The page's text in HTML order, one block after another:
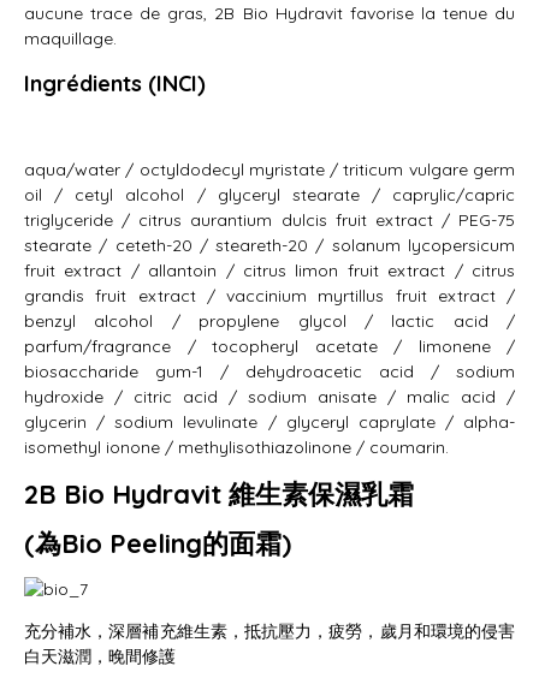
aucune trace de gras, 2B Bio Hydravit favorise la tenue du
maquillage.
Ingrédients (INCI)
aqua/water / octyldodecyl myristate / triticum vulgare germ
oil / cetyl alcohol / glyceryl stearate / caprylic/capric
triglyceride / citrus aurantium dulcis fruit extract / PEG-75
stearate / ceteth-20 / steareth-20 / solanum lycopersicum
fruit extract / allantoin / citrus limon fruit extract / citrus
grandis fruit extract / vaccinium myrtillus fruit extract /
benzyl alcohol / propylene glycol / lactic acid /
parfum/fragrance / tocopheryl acetate / limonene /
biosaccharide gum-1 / dehydroacetic acid / sodium
hydroxide / citric acid / sodium anisate / malic acid /
glycerin / sodium levulinate / glyceryl caprylate / alpha-
isomethyl ionone / methylisothiazolinone / coumarin.
2B Bio Hydravit 維生素保濕乳霜
(為Bio Peeling的面霜)
充分補水，深層補充維生素，抵抗壓力，疲勞，歲月和環境的侵害
白天滋潤，晚間修護